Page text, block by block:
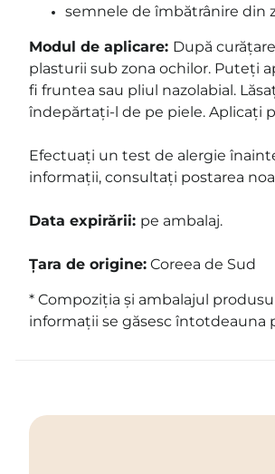
semnele de îmbătrânire din
Modul de aplicare: După
plasturii sub zona ochilor. Puteți
fi fruntea sau pliul nazolabial.
îndepărtați-l de pe piele. Aplicați
Efectuați un test de alergie
informații, consultați postarea
Data expirării: pe ambalaj.
Țara de origine: Coreea de Sud
* Compoziția și ambalajul
informații se găsesc întotdeauna